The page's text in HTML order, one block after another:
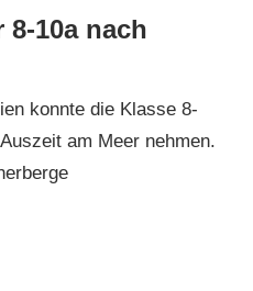
10a nach
konnte die Klasse 8-
am Meer nehmen.